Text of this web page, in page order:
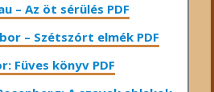
– Az öt sérülés PDF
– Szétszórt elmék PDF
Füves könyv PDF